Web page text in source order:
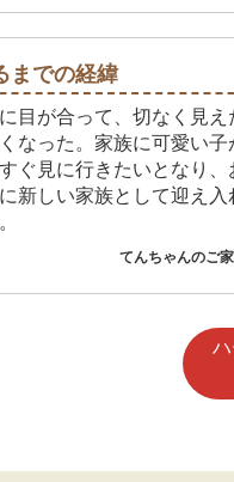
までの経緯
目が合って、切なく見え
なった。家族に可愛い子
ぐ見に行きたいとなり、
新しい家族として迎え入
てんちゃんのご